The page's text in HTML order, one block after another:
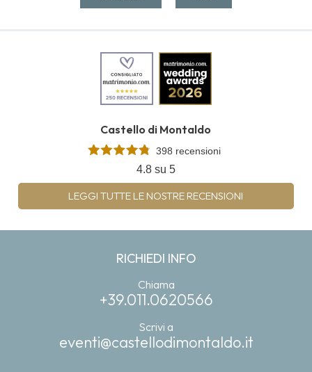
Castello di Montaldo
398 recensioni
4.8 su 5
LEGGI TUTTE LE NOSTRE RECENSIONI
RICHIEDI INFO
Chiama
+39.011.0620566
Scrivi a
eventi@castellodimontaldo.it